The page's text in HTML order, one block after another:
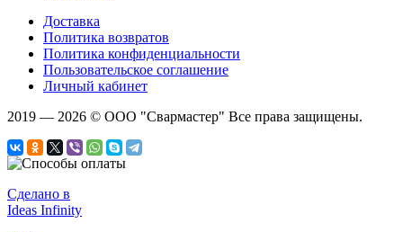
Доставка
Политика возвратов
Политика конфиденциальности
Пользовательское соглашение
Личный кабинет
2019 — 2026 © ООО "Свармастер" Все права защищены.
Сделано в
Ideas Infinity